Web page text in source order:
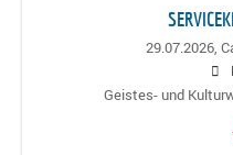
29.07.2026,
Geistes- und